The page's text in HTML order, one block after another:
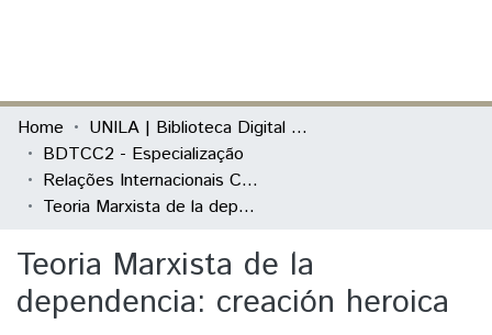
Communities & Collections
All of DSpace
Statistics
Home
UNILA | Biblioteca Digital de Trabalhos de Conclusão de Curso
BDTCC2 - Especialização
Relações Internacionais Contemporâneas
Teoria Marxista de la dependencia: creación heroica
Teoria Marxista de la
dependencia: creación heroica